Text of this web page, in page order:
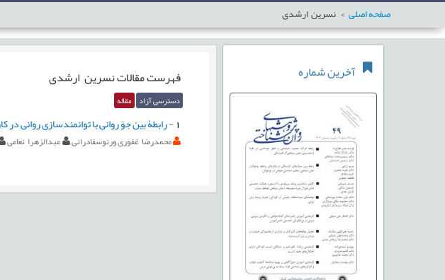
صفحه اصلی نسرین ارشدی
آخرین شماره فهرست مقالاتنسرین ارشدی
دسترسی آزاد مقاله
1
-رابطۀ بین جوّ روانی با توانمندسازی روانی در
محمدرضا غفوری ورنوسفادرانی عبدالزهرا نعامی